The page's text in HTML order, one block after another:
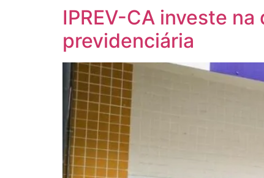
IPREV-CA investe
previdenciária